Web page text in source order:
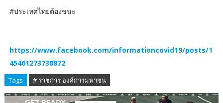
#ประเทศไทยต้องชนะ
https://www.facebook.com/informationcovid19/posts/1
45461273738872
Tags # ราชการ องค์การมหาชน